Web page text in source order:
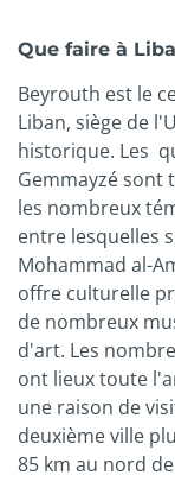
Que faire à
Beyrouth est le
Liban, siège de
historique. Les
Gemmayzé sont
les nombreux
entre lesquelles
Mohammad al-
offre culturelle
de nombreux
d'art. Les
ont lieux toute
une raison de
deuxième ville
85 km au nord